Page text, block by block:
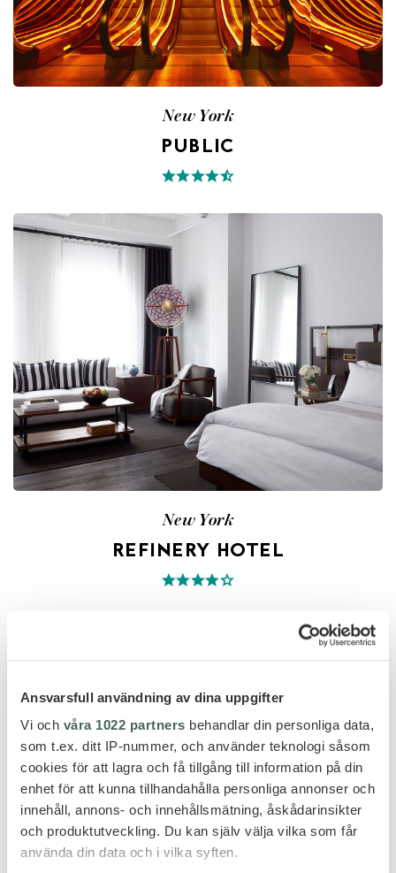
Ansvarsfull användning av dina uppgifter
Vi och våra 1022 partners behandlar din personliga data,
som t.ex. ditt IP-nummer, och använder teknologi såsom
cookies för att lagra och få tillgång till information på din
enhet för att kunna tillhandahålla personliga annonser och
innehåll, annons- och innehållsmätning, åskådarinsikter
och produktutveckling. Du kan själv välja vilka som får
använda din data och i vilka syften.
New York
PUBLIC
New York
REFINERY HOTEL